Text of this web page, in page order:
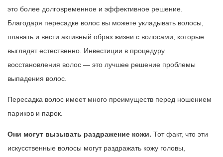
это более долговременное и эффективное решение.
Благодаря пересадке волос вы можете укладывать волосы,
плавать и вести активный образ жизни с волосами, которые
выглядят естественно. Инвестиции в процедуру
восстановления волос — это лучшее решение проблемы
выпадения волос.
Пересадка волос имеет много преимуществ перед ношением
париков и парок.
Они могут вызывать раздражение кожи. Тот факт, что эти
искусственные волосы могут раздражать кожу головы,